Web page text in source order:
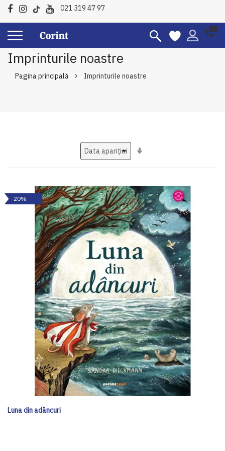
021 319 47 97
Imprinturile noastre
Pagina principală Imprinturile noastre
-20%
Luna din adâncuri